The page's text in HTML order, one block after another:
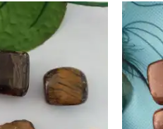
Rango
precios:
desde
hasta
7,95 €
Este
producto
múltiples
variantes.
Las
opciones